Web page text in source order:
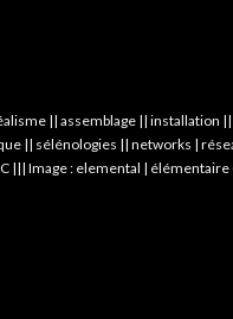
|| assemblage || installation
|| sélénologies || networks |
||| Image : elemental |